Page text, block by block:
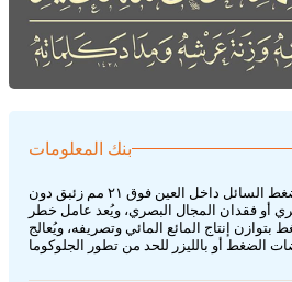
بنك المعلومات
فرط ضغط العين ارتفاع ضغط السائل داخل العين فوق ٢١ مم زئبق دون
أو فقدان المجال البصري، ويُعد عامل خطر
إنتاج المائع المائي وتصريفه، ويُعالج